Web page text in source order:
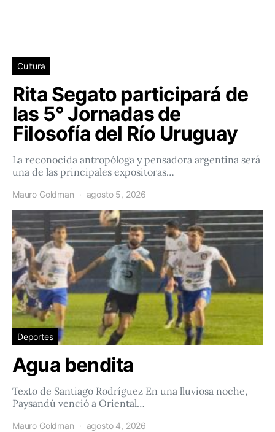
Cultura
Rita Segato participará de
las 5° Jornadas de
Filosofía del Río Uruguay
La reconocida antropóloga y pensadora argentina será
una de las principales expositoras…
Mauro Goldman agosto 5, 2026
Deportes
Agua bendita
Texto de Santiago Rodríguez En una lluviosa noche,
Paysandú venció a Oriental…
Mauro Goldman agosto 4, 2026